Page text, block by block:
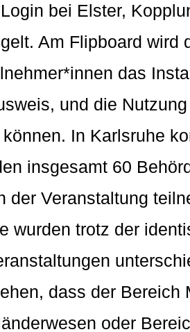
bei Elster,
Am Flipboard
das
und die
In Karlsruhe
insgesamt 60
der Veranstaltung
wurden trotz der
dass der Bereich
oder